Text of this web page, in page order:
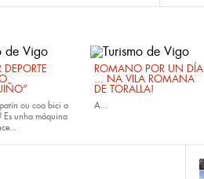
ou coa bici a
Es unha máquina
ROMANO POR UN DÍA
... NA VILA ROMANA
DE TORALLA!
A...